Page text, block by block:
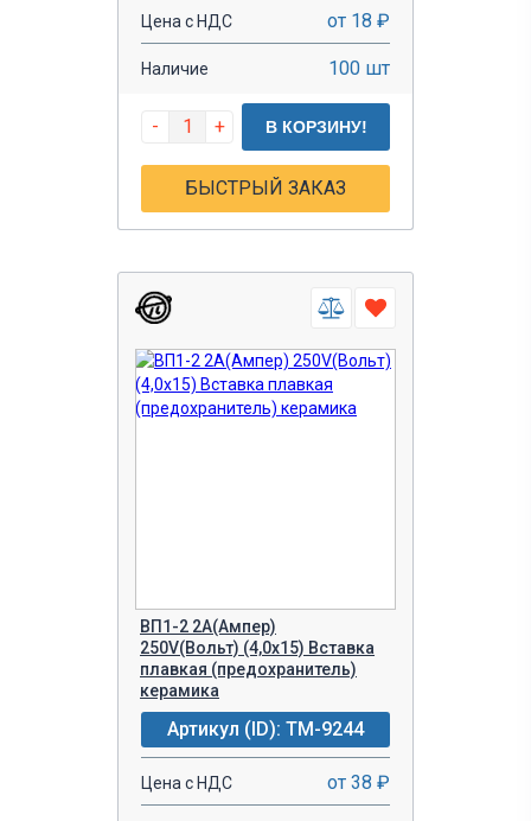
Цена с НДС от 18 ₽
Наличие 100 шт
- + В КОРЗИНУ!
БЫСТРЫЙ ЗАКАЗ
ВП1-2 2A(Ампер)
250V(Вольт) (4,0х15) Вставка
плавкая (предохранитель)
керамика
Артикул (ID): TM-9244
Цена с НДС от 38 ₽